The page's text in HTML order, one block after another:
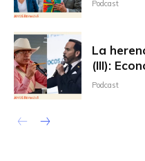
Podcast
La
(III):
Podcast